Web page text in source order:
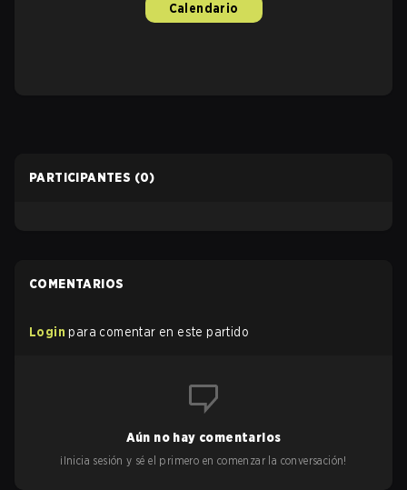
Calendario
PARTICIPANTES (0)
COMENTARIOS
Login para comentar en este partido
Aún no hay comentarios
¡Inicia sesión y sé el primero en comenzar la conversación!